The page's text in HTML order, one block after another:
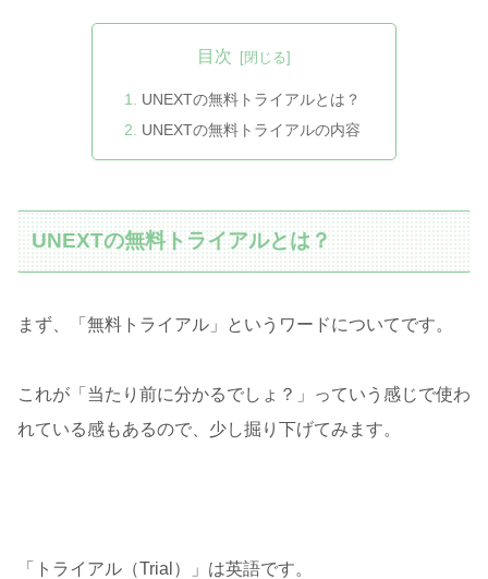
目次
UNEXTの無料トライアルとは？
UNEXTの無料トライアルの内容
UNEXTの無料トライアルとは？
まず、「無料トライアル」というワードについてです。
これが「当たり前に分かるでしょ？」っていう感じで使わ
れている感もあるので、少し掘り下げてみます。
「トライアル（Trial）」は英語です。